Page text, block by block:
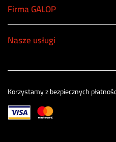
Firma GALOP
Nasze usługi
Korzystamy z bezpiecznych